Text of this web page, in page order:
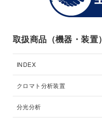
取扱商品（機器・装置）
INDEX
クロマト分析装置
分光分析